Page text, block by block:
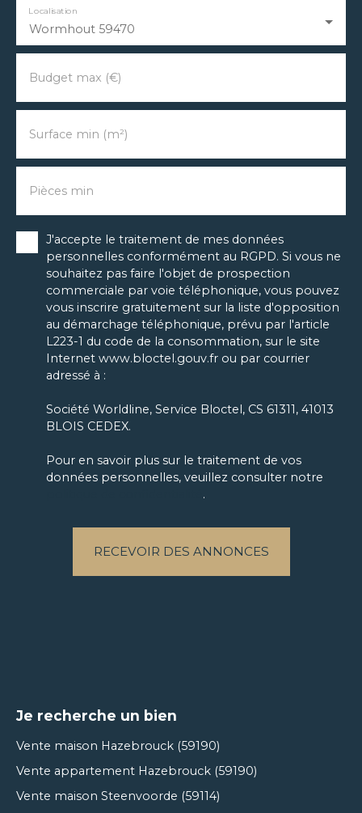
Wormhout 59470
Localisation
Budget max (€)
Surface min (m²)
Pièces min
J'accepte le traitement de mes données
personnelles conformément au RGPD. Si vous ne
souhaitez pas faire l'objet de prospection
commerciale par voie téléphonique, vous pouvez
vous inscrire gratuitement sur la liste d'opposition
au démarchage téléphonique, prévu par l'article
L223-1 du code de la consommation, sur le site
Internet www.bloctel.gouv.fr ou par courrier
adressé à :
Société Worldline, Service Bloctel, CS 61311, 41013
BLOIS CEDEX.
Pour en savoir plus sur le traitement de vos
données personnelles, veuillez consulter notre
.
RECEVOIR DES ANNONCES
Je recherche un bien
Vente maison Hazebrouck (59190)
Vente appartement Hazebrouck (59190)
Vente maison Steenvoorde (59114)